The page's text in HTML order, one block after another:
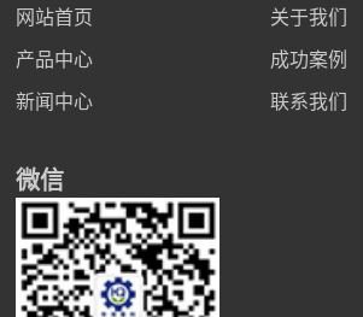
网站首页
关于我们
产品中心
成功案例
新闻中心
联系我们
微信